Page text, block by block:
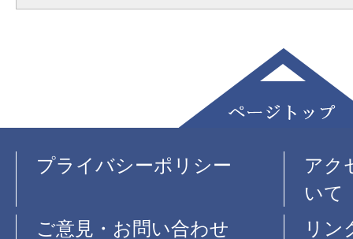
プライバシーポリシー
アク
いて
ご意見・お問い合わせ
リン